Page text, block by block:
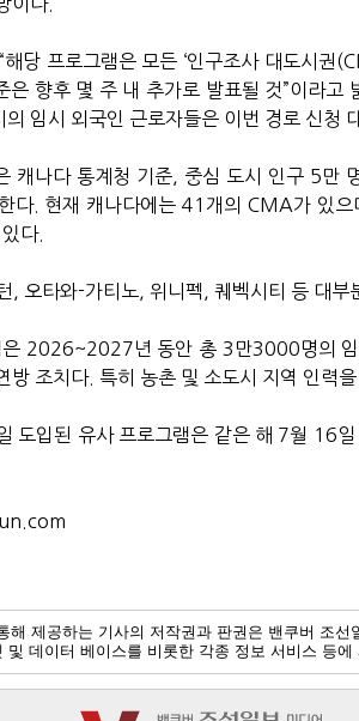
당 프로그램은 모든 ‘인구조사 대도시권
은 향후 몇 주 내 추가로 발표될 것”이라고
임시 외국인 근로자들은 이번 경로 신청
캐나다 통계청 기준, 중심 도시 인구 5만
다. 현재 캐나다에는 41개의 CMA가 있
다.
, 오타와-가티노, 위니펙, 퀘벡시티 등 대부
2026~2027년 동안 총 3만3000명의 임
방 조치다. 특히 농촌 및 소도시 지역 인력
도입된 유사 프로그램은 같은 해 7월 16일
해 제공하는 기사의 저작권과 판권은 밴쿠버 조선
데이터 베이스를 비롯한 각종 정보 서비스 등